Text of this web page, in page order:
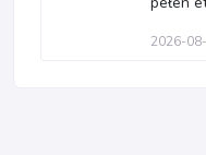
2026-